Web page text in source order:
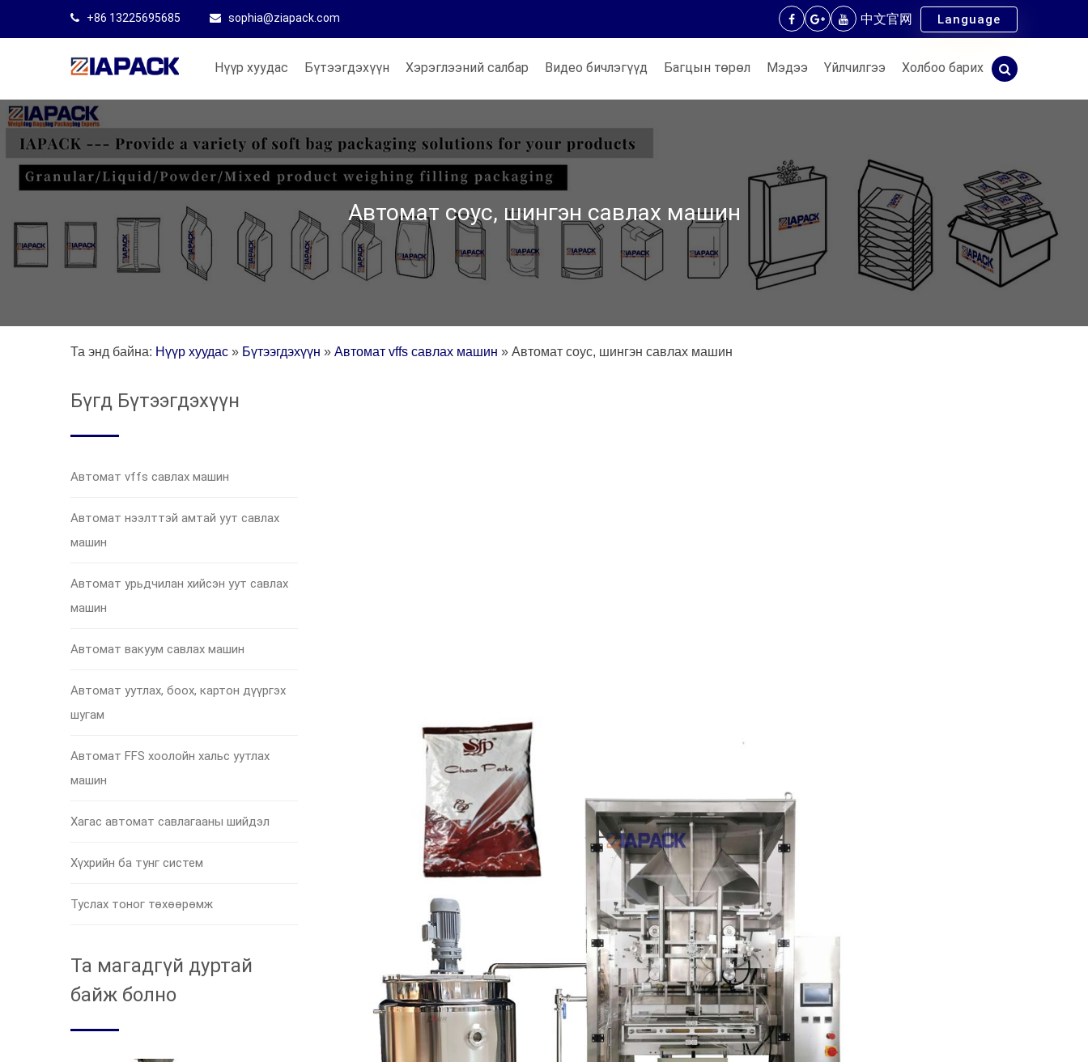
+86 13225695685 sophia@ziapack.com 中文官网 Language
Нүүр хуудас Бүтээгдэхүүн Хэрэглээний салбар Видео бичлэгүүд Багцын төрөл Мэдээ Үйлчилгээ Холбоо барих
Автомат соус, шингэн савлах машин
Та энд байна: Нүүр хуудас » Бүтээгдэхүүн » Автомат vffs савлах машин » Автомат соус, шингэн савлах машин
Бүгд Бүтээгдэхүүн
Автомат vffs савлах машин
Автомат нээлттэй амтай уут савлах
машин
Автомат урьдчилан хийсэн уут савлах
машин
Автомат вакуум савлах машин
Автомат уутлах, боох, картон дүүргэх
шугам
Автомат FFS хоолойн хальс уутлах
машин
Хагас автомат савлагааны шийдэл
Хүхрийн ба тунг систем
Туслах тоног төхөөрөмж
Та магадгүй дуртай
байж болно